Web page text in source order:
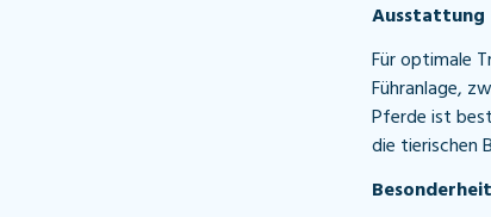
Ausstattung
Für optimale
Führanlage,
Pferde ist
die tierischen